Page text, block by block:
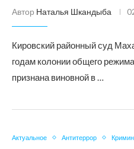
Автор Наталья Шкандыба
Кировский районный суд
годам колонии общего
признана виновной в …
Актуальное Антитеррор